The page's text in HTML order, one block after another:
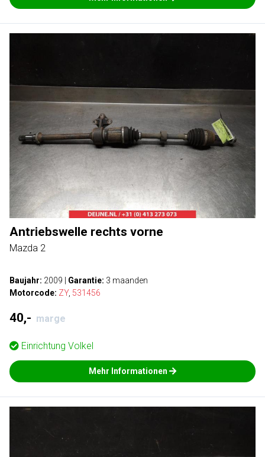
Antriebswelle rechts vorne
Mazda 2
Baujahr: 2009 Garantie: 3 maanden
Motorcode: ZY, 531456
40,- marge
Einrichtung Volkel
Mehr Informationen